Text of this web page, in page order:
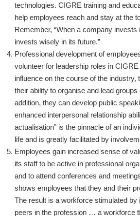
technologies. CIGRE training and
help employees reach and stay at the
Remember, “When a company invests
invests wisely in its future.”
Professional development of
volunteer for leadership roles in
influence on the course of the industry,
their ability to organise and lead groups
addition, they can develop public
enhanced interpersonal relationship
actualisation” is the pinnacle of an
life and is greatly facilitated by
Employees gain increased sense of
its staff to be active in professional
and to attend conferences and
shows employees that they and their
The result is a workforce stimulated by
peers in the profession … a workforce